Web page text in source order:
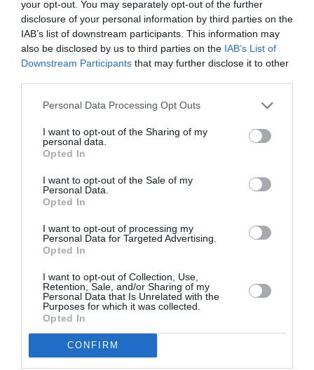
your opt-out. You may separately opt-out of the further
disclosure of your personal information by third parties on the
IAB’s list of downstream participants. This information may
also be disclosed by us to third parties on the IAB’s List of
Downstream Participants that may further disclose it to other
Personal Data Processing Opt Outs
I want to opt-out of the Sharing of my
personal data.
Opted In
I want to opt-out of the Sale of my
Personal Data.
Opted In
I want to opt-out of processing my
Personal Data for Targeted Advertising.
Opted In
I want to opt-out of Collection, Use,
Retention, Sale, and/or Sharing of my
Personal Data that Is Unrelated with the
Purposes for which it was collected.
Opted In
CONFIRM
Soutenez-nous, faites un don !
NOUS SOUTENIR
PARTAGER L'ARTICLE